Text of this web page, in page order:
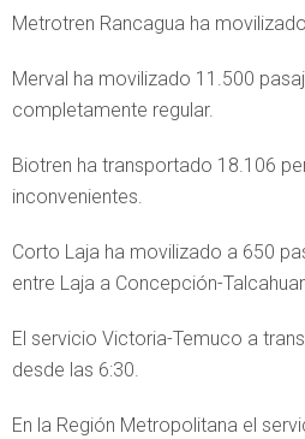
Metrotren Rancagua ha
Merval ha movilizado 11.500
completamente regular.
Biotren ha transportado 18.106
inconvenientes.
Corto Laja ha movilizado a 650
entre Laja a Concepción-
El servicio Victoria-Temuco a
desde las 6:30.
En la Región Metropolitana el